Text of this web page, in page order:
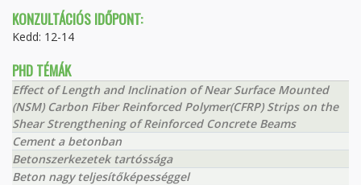
KONZULTÁCIÓS IDŐPONT:
Kedd: 12-14
PHD TÉMÁK
Effect of Length and Inclination of Near Surface Mounted
(NSM) Carbon Fiber Reinforced Polymer(CFRP) Strips on the
Shear Strengthening of Reinforced Concrete Beams
Cement a betonban
Betonszerkezetek tartóssága
Beton nagy teljesítőképességgel